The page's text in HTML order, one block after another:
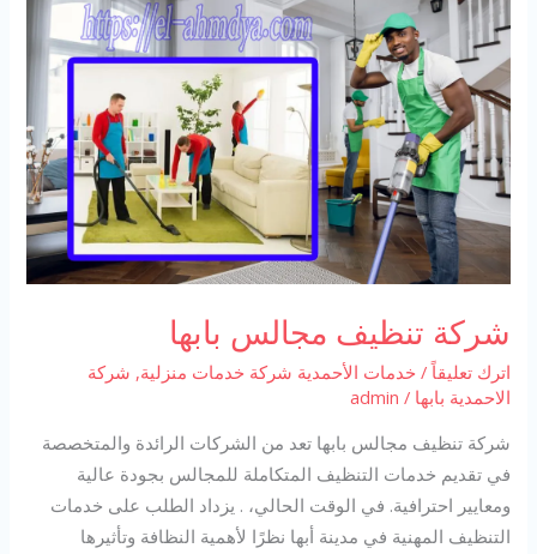
شركة تنظيف مجالس بابها
اترك تعليقاً / خدمات الأحمدية شركة خدمات منزلية, شركة
الاحمدية بابها /
admin
شركة تنظيف مجالس بابها تعد من الشركات الرائدة والمتخصصة
في تقديم خدمات التنظيف المتكاملة للمجالس بجودة عالية
ومعايير احترافية. في الوقت الحالي، . يزداد الطلب على خدمات
التنظيف المهنية في مدينة أبها نظرًا لأهمية النظافة وتأثيرها